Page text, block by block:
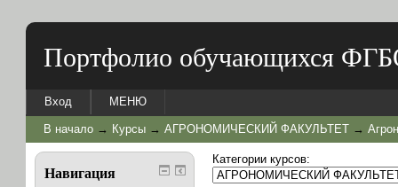
Портфолио обучающихся
Вход МЕНЮ
В начало → Курсы → АГРОНОМИЧЕСКИЙ ФАКУЛЬТЕТ →
Категории курсов:
Навигация